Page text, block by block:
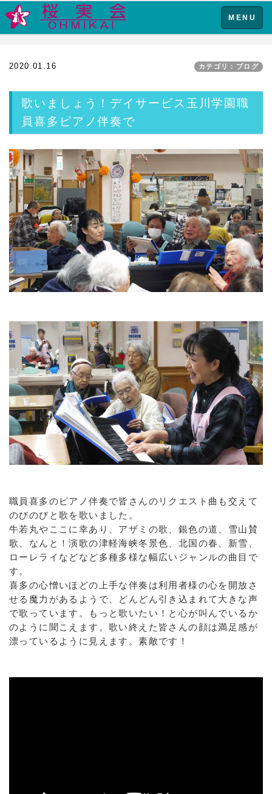
Toggle
navigation
MENU
2020.01.16 カテゴリ：ブログ
歌いましょう！デイサービス玉川学園職
員喜多ピアノ伴奏で
職員喜多のピアノ伴奏で皆さんのリクエスト曲も交えて
のびのびと歌を歌いました。
牛若丸やここに幸あり、アザミの歌、銀色の道、雪山賛
歌、なんと！演歌の津軽海峡冬景色、北国の春、新雪、
ローレライなどなど多種多様な幅広いジャンルの曲目で
す。
喜多の心憎いほどの上手な伴奏は利用者様の心を開放さ
せる魔力があるようで、どんどん引き込まれて大きな声
で歌っています。もっと歌いたい！と心が叫んでいるか
のように聞こえます。歌い終えた皆さんの顔は満足感が
漂っているように見えます。素敵です！